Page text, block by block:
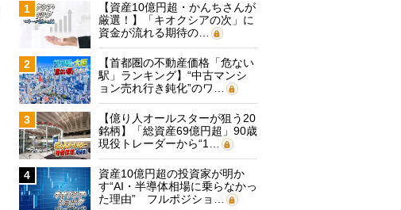
1
【資産10億円超・かんちさんが
厳選！】「キオクシアの次」に
資金が流れる期待の…
2
【首都圏の不動産価格「危ない
駅」ランキング】“中古マンシ
ョン売れ行き鈍化”のワ…
3
【億り人オールスターが狙う20
銘柄】「総資産69億円超」90歳
現役トレーダーから“1…
4
資産10億円超の投資家が明か
す“AI・半導体相場に乗らなかっ
た理由” フルポジショ…